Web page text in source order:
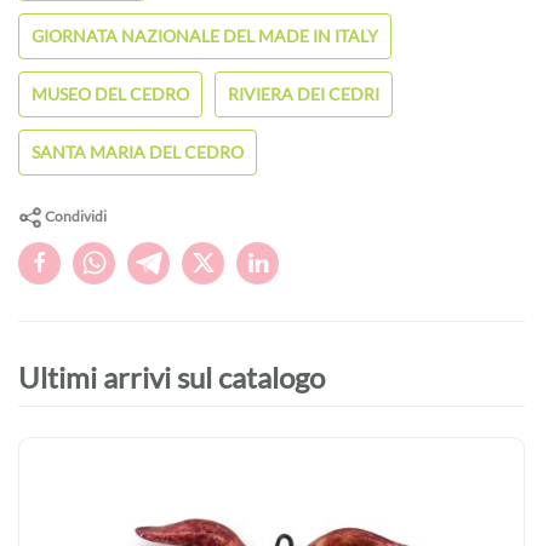
GIORNATA NAZIONALE DEL MADE IN ITALY
MUSEO DEL CEDRO RIVIERA DEI CEDRI
SANTA MARIA DEL CEDRO
Condividi
Ultimi arrivi sul catalogo